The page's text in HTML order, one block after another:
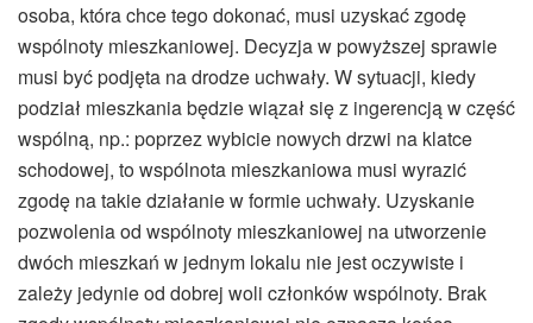
osoba, która chce tego dokonać, musi uzyskać zgodę
wspólnoty mieszkaniowej. Decyzja w powyższej sprawie
musi być podjęta na drodze uchwały. W sytuacji, kiedy
podział mieszkania będzie wiązał się z ingerencją w część
wspólną, np.: poprzez wybicie nowych drzwi na klatce
schodowej, to wspólnota mieszkaniowa musi wyrazić
zgodę na takie działanie w formie uchwały. Uzyskanie
pozwolenia od wspólnoty mieszkaniowej na utworzenie
dwóch mieszkań w jednym lokalu nie jest oczywiste i
zależy jedynie od dobrej woli członków wspólnoty. Brak